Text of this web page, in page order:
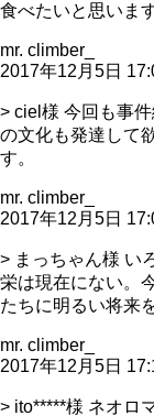
食べたいと思います
mr. climber_
2017年12月5日
> ciel様 今回も事
の文化も発達して
す。
mr. climber_
2017年12月5日
> まっちゃん様 い
栄は現在にない。
たちに明るい将来
mr. climber_
2017年12月5日
> ito*****様 ネオロ